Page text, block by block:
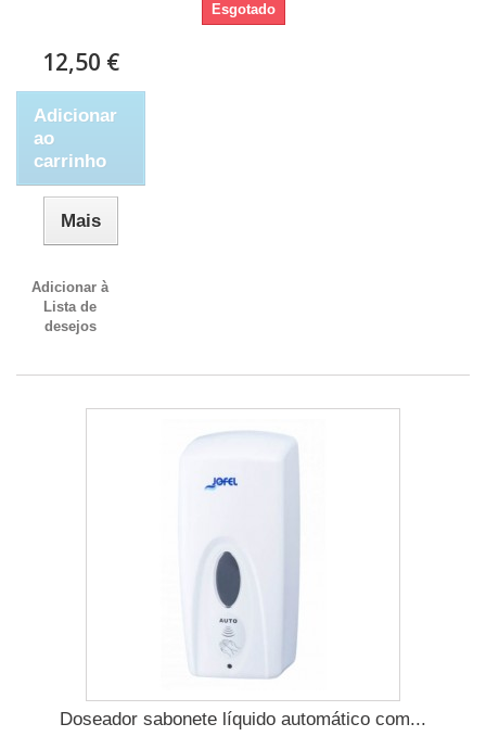
Esgotado
12,50 €
Adicionar
ao
carrinho
Mais
Adicionar à
Lista de
desejos
Doseador sabonete líquido automático com...